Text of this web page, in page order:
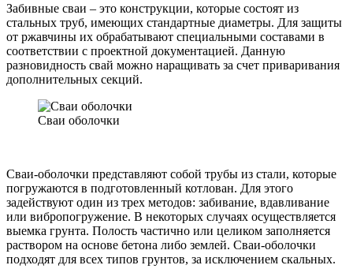
Забивные сваи – это конструкции, которые состоят из
стальных труб, имеющих стандартные диаметры. Для защиты
от ржавчины их обрабатывают специальными составами в
соответствии с проектной документацией. Данную
разновидность свай можно наращивать за счет приваривания
дополнительных секций.
Сваи оболочки
Сваи-оболочки представляют собой трубы из стали, которые
погружаются в подготовленный котлован. Для этого
задействуют один из трех методов: забивание, вдавливание
или вибропогружение. В некоторых случаях осуществляется
выемка грунта. Полость частично или целиком заполняется
раствором на основе бетона либо землей. Сваи-оболочки
подходят для всех типов грунтов, за исключением скальных.